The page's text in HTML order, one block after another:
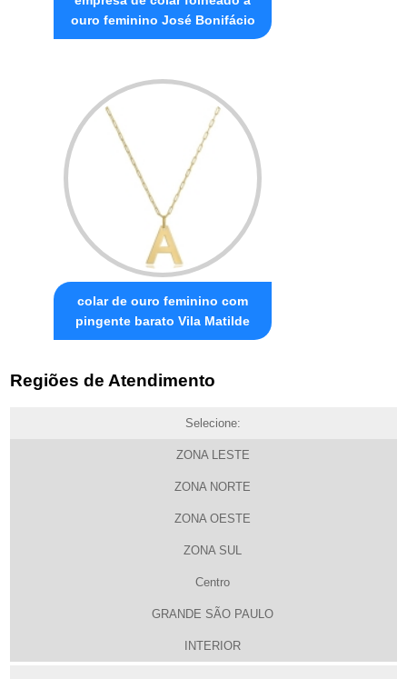
ouro feminino José Bonifácio
colar de ouro feminino com
pingente barato Vila Matilde
Regiões de Atendimento
Selecione:
ZONA LESTE
ZONA NORTE
ZONA OESTE
ZONA SUL
Centro
GRANDE SÃO PAULO
INTERIOR